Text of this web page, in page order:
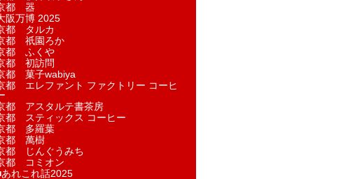
都 器
阪万博 2025
都 タルカ
都 祇園ろか
都 ふくや
都 初訪問
都 菓子wabiya
都 エレファント ファクトリー コーヒ
都 アスタルテ書茶房
都 スティックス コーヒー
都 多羅葉
都 萬樹
都 じんぐうみち
都 コミオン
れこれ話2025